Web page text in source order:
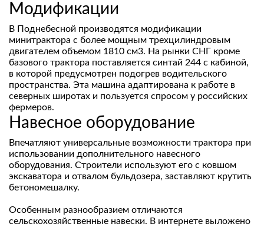
Модификации
В Поднебесной производятся модификации
минитрактора с более мощным трехцилиндровым
двигателем объемом 1810 см3. На рынки СНГ кроме
базового трактора поставляется синтай 244 с кабиной,
в которой предусмотрен подогрев водительского
пространства. Эта машина адаптирована к работе в
северных широтах и пользуется спросом у российских
фермеров.
Навесное оборудование
Впечатляют универсальные возможности трактора при
использовании дополнительного навесного
оборудования. Строители используют его с ковшом
экскаватора и отвалом бульдозера, заставляют крутить
бетономешалку.
Особенным разнообразием отличаются
сельскохозяйственные навески. В интернете выложено